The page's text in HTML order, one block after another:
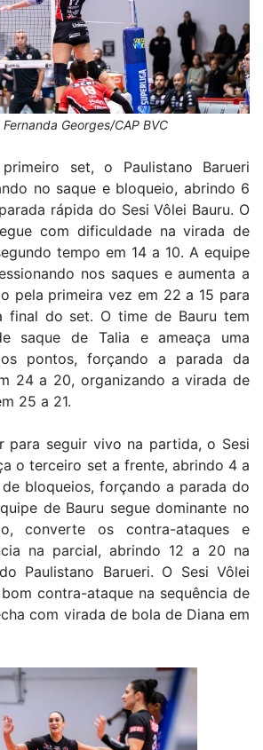
Fernanda Georges/CAP BVC
set, o Paulistano Barueri
no saque e bloqueio, abrindo 6
rápida do Sesi Vôlei Bauru. O
com dificuldade na virada de
tempo em 14 a 10. A equipe
nos saques e aumenta a
pela primeira vez em 22 a 15 para
final do set. O time de Bauru tem
saque de Talia e ameaça uma
pontos, forçando a parada da
24 a 20, organizando a virada de
25 a 21.
para seguir vivo na partida, o Sesi
o terceiro set a frente, abrindo 4 a
bloqueios, forçando a parada do
de Bauru segue dominante no
converte os contra-ataques e
na parcial, abrindo 12 a 20 na
Paulistano Barueri. O Sesi Vôlei
contra-ataque na sequência de
com virada de bola de Diana em